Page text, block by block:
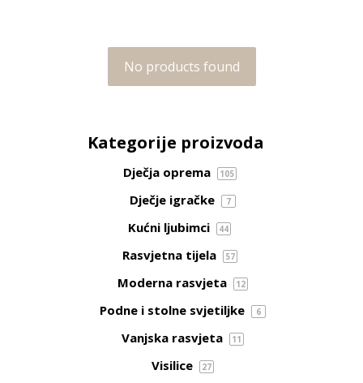
No products found
Kategorije proizvoda
Dječja oprema 105
Dječje igračke 7
Kućni ljubimci 44
Rasvjetna tijela 57
Moderna rasvjeta 12
Podne i stolne svjetiljke 6
Vanjska rasvjeta 11
Visilice 27